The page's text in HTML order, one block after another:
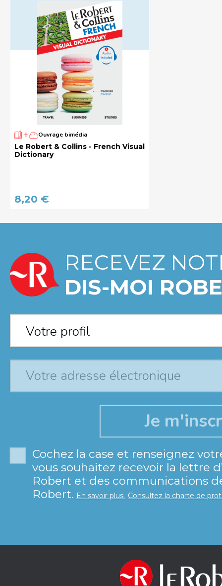
Ouvrage bimédia
Le Robert & Collins - French Visual
Dictionary
8,20 €
RECEVEZ
DIS-MOI
Votre profil*
Votre profil
Cochez la case et renseignez
vous souhaitez recevoir la lettre
Robert et des communications
Robert. En savoir plus. Consultez la charte de